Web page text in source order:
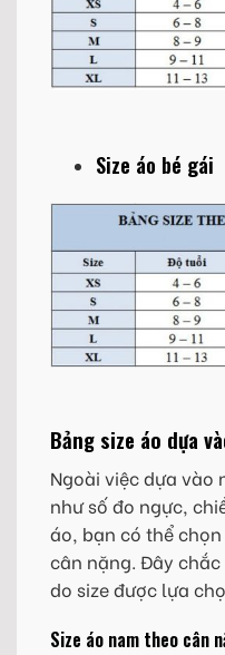
Size áo bé gái
Bảng size áo dựa
Ngoài việc dựa vào
như số đo ngực,
áo, bạn có thể
cân nặng. Đây
do size được lựa
Size áo nam theo cân